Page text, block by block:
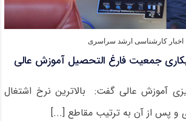
اخبار کارشناسی ارشد سراسری
آموزش عالی گفت: بالاترین نرخ اشتغال
و پس از آن به ترتیب مقاطع [...]